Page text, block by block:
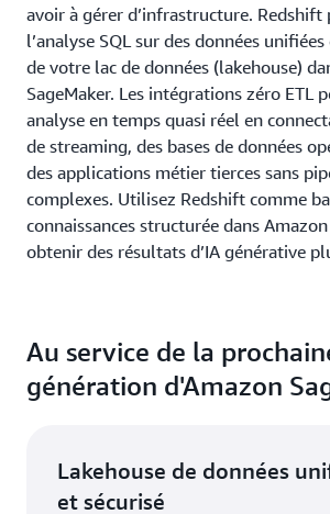
avoir à gérer d’infrastructure. Redshift
l’analyse SQL sur des données
de votre lac de données (lakehouse)
SageMaker. Les intégrations zéro ETL
analyse en temps quasi réel en
de streaming, des bases de données
des applications métier tierces sans
complexes. Utilisez Redshift comme
connaissances structurée dans
obtenir des résultats d’IA générative
Au service de la
génération d'Amazon
Lakehouse de données
et sécurisé